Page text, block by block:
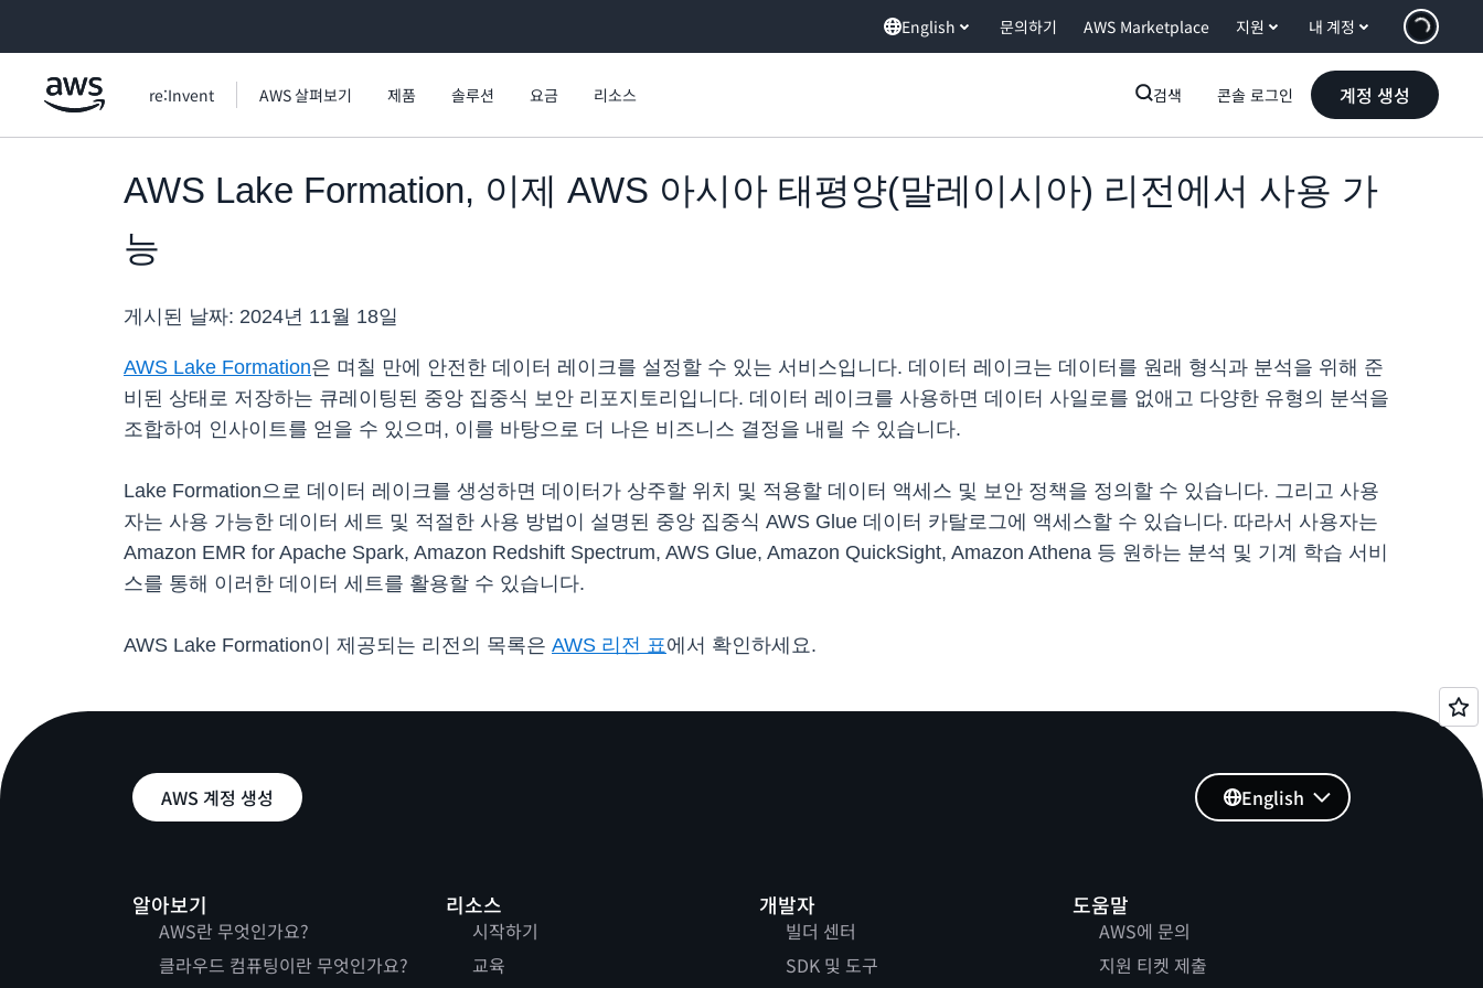
English 문의하기 AWS Marketplace 지원 내 계정
re:Invent AWS 살펴보기 제품 솔루션 요금 리소스 검색 콘솔 로그인 계정 생성
AWS Lake Formation, 이제 AWS 아시아 태평양(말레이시아) 리전에서 사용 가
능
게시된 날짜: 2024년 11월 18일
AWS Lake Formation은 며칠 만에 안전한 데이터 레이크를 설정할 수 있는 서비스입니다. 데이터 레이크는 데이터를 원래 형식과 분석을 위해 준
비된 상태로 저장하는 큐레이팅된 중앙 집중식 보안 리포지토리입니다. 데이터 레이크를 사용하면 데이터 사일로를 없애고 다양한 유형의 분석을
조합하여 인사이트를 얻을 수 있으며, 이를 바탕으로 더 나은 비즈니스 결정을 내릴 수 있습니다.
Lake Formation으로 데이터 레이크를 생성하면 데이터가 상주할 위치 및 적용할 데이터 액세스 및 보안 정책을 정의할 수 있습니다. 그리고 사용
자는 사용 가능한 데이터 세트 및 적절한 사용 방법이 설명된 중앙 집중식 AWS Glue 데이터 카탈로그에 액세스할 수 있습니다. 따라서 사용자는
Amazon EMR for Apache Spark, Amazon Redshift Spectrum, AWS Glue, Amazon QuickSight, Amazon Athena 등 원하는 분석 및 기계 학습 서비
스를 통해 이러한 데이터 세트를 활용할 수 있습니다.
AWS Lake Formation이 제공되는 리전의 목록은 AWS 리전 표에서 확인하세요.
AWS 계정 생성
알아보기
AWS란 무엇인가요?
클라우드 컴퓨팅이란 무엇인가요?
리소스
시작하기
교육
개발자
빌더 센터
SDK 및 도구
도움말
AWS에 문의
지원 티켓 제출
English